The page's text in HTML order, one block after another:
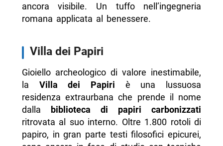
ancora visibile. Un tuffo nell’ingegneria
romana applicata al benessere.
Villa dei Papiri
Gioiello archeologico di valore inestimabile,
la Villa dei Papiri è una lussuosa
residenza extraurbana che prende il nome
dalla biblioteca di papiri carbonizzati
ritrovata al suo interno. Oltre 1.800 rotoli di
papiro, in gran parte testi filosofici epicurei,